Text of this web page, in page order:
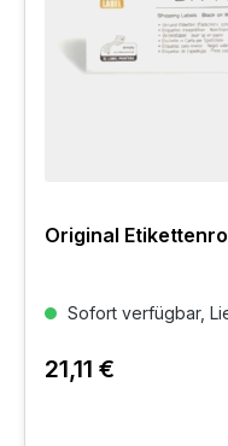
Original
Sofort verfügbar,
21,11 €